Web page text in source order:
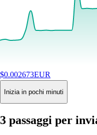
$0.002673EUR
+2.78%24H
Buy
Inizia in pochi minuti
3 passaggi per